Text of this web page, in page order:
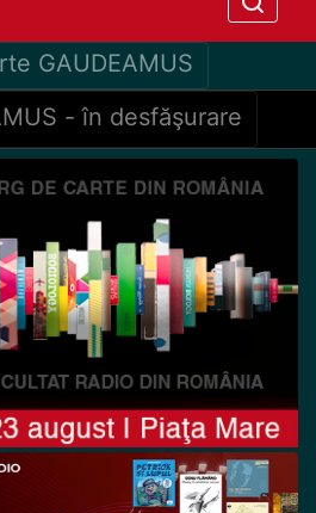
GAUDEAMUS
- în desfăşurare